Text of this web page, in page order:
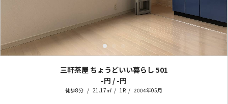
三軒茶屋 ちょうどいい暮らし 501
-円 / -円
徒歩8分 21.17㎡ 1R 2004年05月